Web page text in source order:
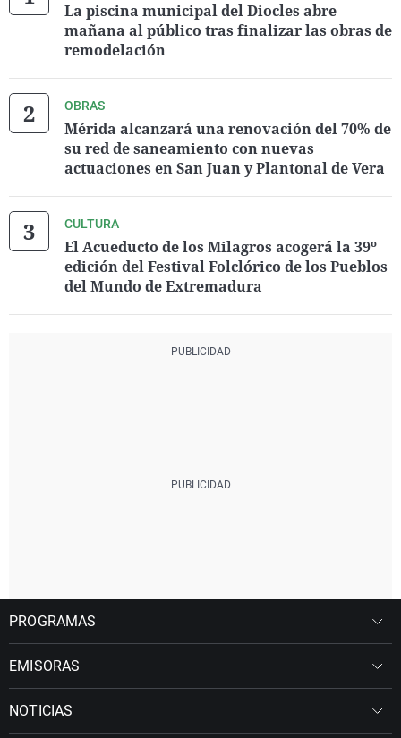
La piscina municipal del Diocles abre
mañana al público tras finalizar las obras de
remodelación
OBRAS
Mérida alcanzará una renovación del 70% de
su red de saneamiento con nuevas
actuaciones en San Juan y Plantonal de Vera
CULTURA
El Acueducto de los Milagros acogerá la 39º
edición del Festival Folclórico de los Pueblos
del Mundo de Extremadura
PROGRAMAS
EMISORAS
NOTICIAS